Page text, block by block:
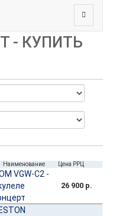
- КУПИТЬ
Наименование Цена РРЦ
VGW-C2 -
26 900 р.